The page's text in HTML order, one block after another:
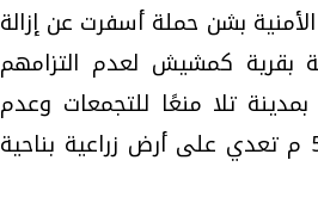
بشن حملة أسفرت عن إزالة
غلق وتشميع 3 محلات تجارية بقرية كمشيش لعدم التزامهم
تلا منعًا للتجمعات وعدم
انتشار الفيروس، فضلًا عن تنفيذ إزالة فورية على مساحة 50 م تعدي على أرض زراعية بناحية